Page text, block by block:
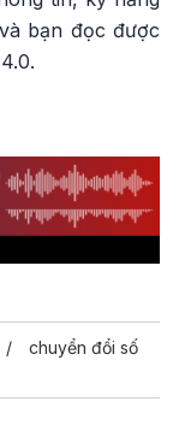
bạn đọc được
chuyển đổi số